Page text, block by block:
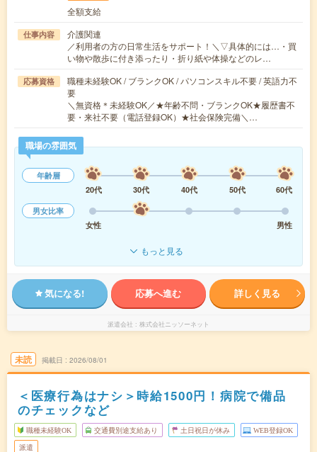
全額支給
仕事内容
介護関連
／利用者の方の日常生活をサポート！＼▽具体的には…・買
い物や散歩に付き添ったり・折り紙や体操などのレ…
応募資格
職種未経験OK / ブランクOK / パソコンスキル不要 / 英語力不
要
＼無資格＊未経験OK／★年齢不問・ブランクOK★履歴書不
要・来社不要（電話登録OK）★社会保険完備＼…
職場の雰囲気
年齢層
20代
30代 40代 50代
60代
男女比率
女性
男性
もっと見る
気になる! 応募へ進む 詳しく見る
派遣会社 株式会社ニッソーネット
未読 掲載日 2026/08/01
＜医療行為はナシ＞時給1500円！病院で備品
のチェックなど
職種未経験OK 交通費別途支給あり 土日祝日が休み WEB登録OK
派遣